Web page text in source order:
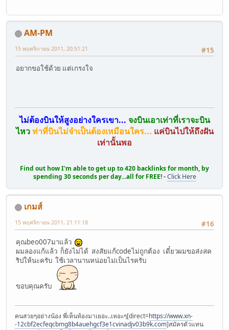
AM-PM
#15
15 พฤศจิกายน 2011, 20:51:21
อยากขอใช้ด้วย แต่เกรงใจ
ไม่ต้องบินให้สูงอย่างใครเขา... จงบินเอาเท่าที่เราจะบิน
ไหว ท่าที่บินไม่จำเป็นต้องเหมือนใคร... แค่บินไปให้ถึงฝัน
เท่านั้นพอ
Find out how I'm able to get up to 420 backlinks for month, by
spending 30 seconds per day...all for FREE!-Click Here
เกมส์
#16
15 พฤศจิกายน 2011, 21:11:18
คุณbeo007มาแล้ว
ผมลองแก้แล้ว ก็ยังไม่ได้ สงสัยแก้codeไม่ถูกต้อง เดี๋ยวผมขอส่งสค
ริปให้นะครับ ใช้เวลานานหน่อยไม่เป็นไรครับ
ขอบคุณครับ
คนสวยๆอย่างน้อง พี่เห็นท้องมาเยอะ..เหอะๆ[direct=https://www.xn-
-12cbf2ecfeqcbmg8b4auehgcf3e1cvinadjv03b9k.com]สมัครตัวแทน